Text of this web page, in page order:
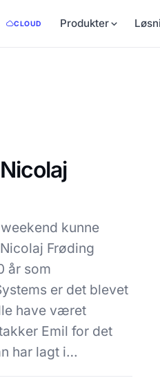
CLOUD Produkter
kunne
Frøding
år som
er det blevet
have været
Emil for det
har lagt i…